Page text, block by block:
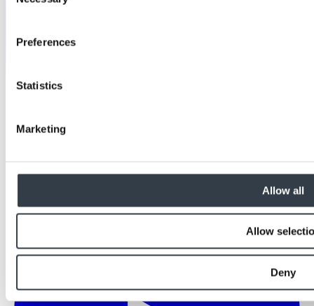
Preferences
Statistics
Marketing
Allow all
Allow
Deny